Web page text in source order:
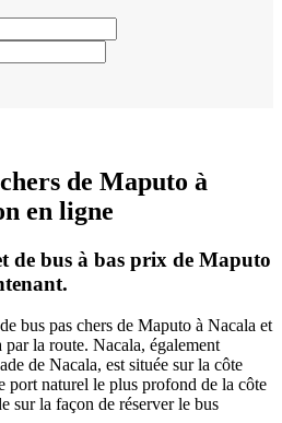
de Maputo à
en ligne
de bus à bas prix de Maputo
bus pas chers de Maputo à Nacala et
la route. Nacala, également
de Nacala, est située sur la côte
port naturel le plus profond de la côte
sur la façon de réserver le bus